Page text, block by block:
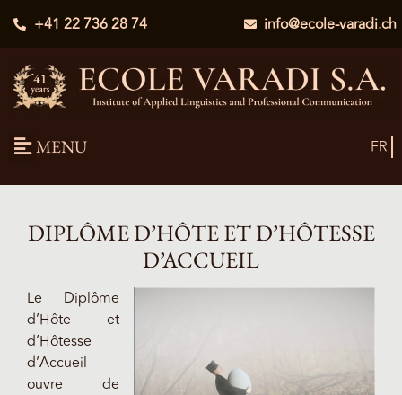
+41 22 736 28 74 info@ecole-varadi.ch
MENU FR
DIPLÔME D’HÔTE ET D’HÔTESSE
D’ACCUEIL
Le Diplôme
d’Hôte et
d’Hôtesse
d’Accueil
ouvre de